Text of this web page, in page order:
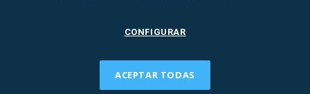
CONTACTO
2022 © DTI · Todos los derechos reservados ·
CONFIGURAR
ACEPTAR TODAS